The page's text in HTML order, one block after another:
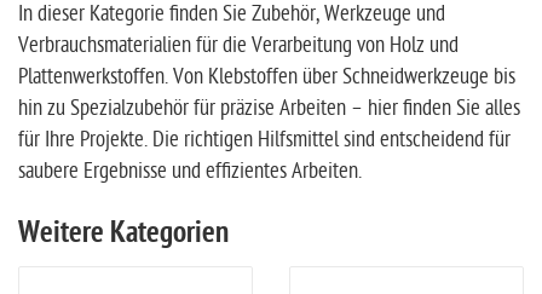
In dieser Kategorie finden Sie Zubehör, Werkzeuge und
Verbrauchsmaterialien für die Verarbeitung von Holz und
Plattenwerkstoffen. Von Klebstoffen über Schneidwerkzeuge bis
hin zu Spezialzubehör für präzise Arbeiten – hier finden Sie alles
für Ihre Projekte. Die richtigen Hilfsmittel sind entscheidend für
saubere Ergebnisse und effizientes Arbeiten.
Weitere Kategorien